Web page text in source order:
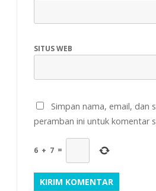
SITUS WEB
Simpan nama, email, dan
peramban ini untuk komentar
6 + 7 =